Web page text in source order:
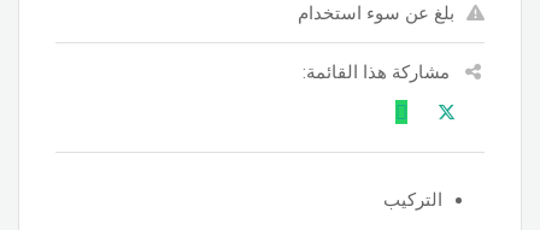
بلغ عن سوء استخدام
مشاركة هذا القائمة:
التركيب